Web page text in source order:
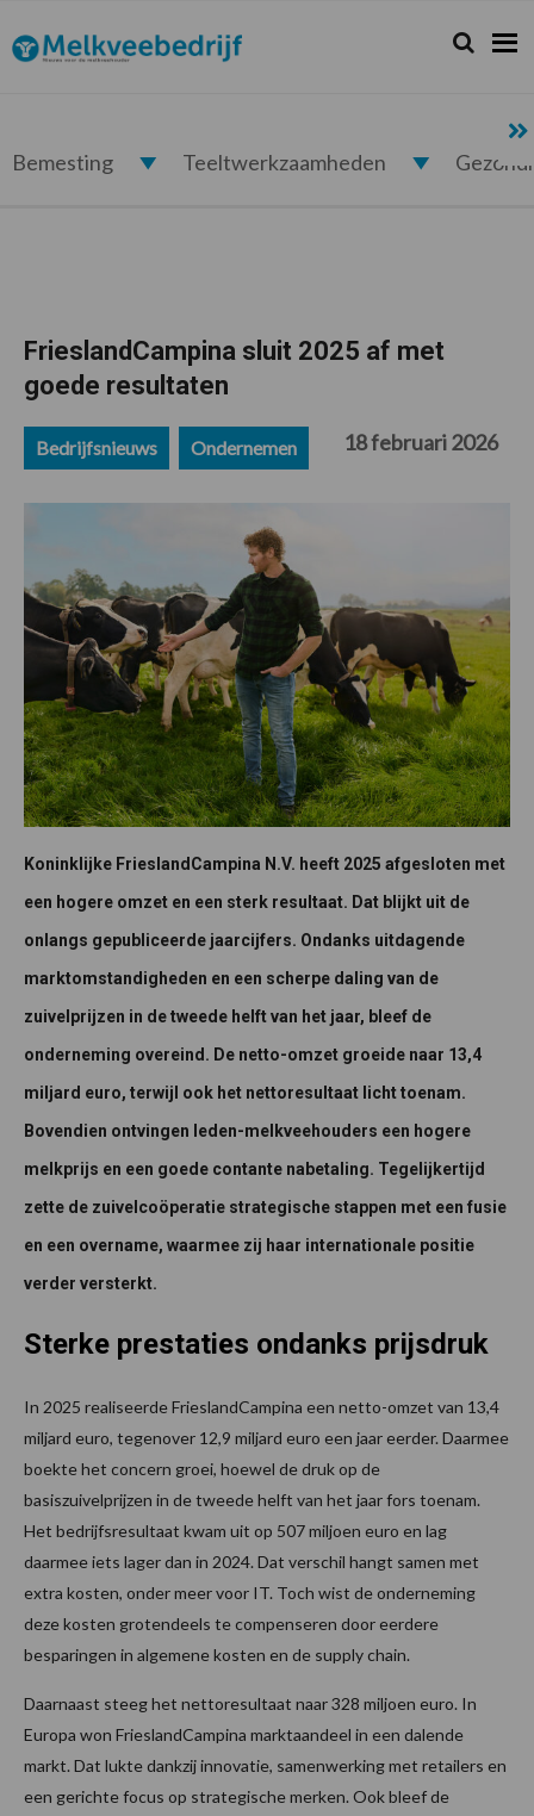
de
hoofdnavigatie
de
hoofd
de
eerste
de
voettekst
Melkveebedrijf.nl Zoeken...
Zoek
Bemesting Teeltwerkzaamheden
FrieslandCampina sluit 2025 af met
goede resultaten
Bedrijfsnieuws Ondernemen 18 februari 2026
Koninklijke FrieslandCampina N.V. heeft 2025 afgesloten met
een hogere omzet en een sterk resultaat. Dat blijkt uit de
onlangs gepubliceerde jaarcijfers. Ondanks uitdagende
marktomstandigheden en een scherpe daling van de
zuivelprijzen in de tweede helft van het jaar, bleef de
onderneming overeind. De netto-omzet groeide naar 13,4
miljard euro, terwijl ook het nettoresultaat licht toenam.
Bovendien ontvingen leden-melkveehouders een hogere
melkprijs en een goede contante nabetaling. Tegelijkertijd
zette de zuivelcoöperatie strategische stappen met een fusie
en een overname, waarmee zij haar internationale positie
verder versterkt.
Sterke prestaties ondanks prijsdruk
In 2025 realiseerde FrieslandCampina een netto-omzet van 13,4
miljard euro, tegenover 12,9 miljard euro een jaar eerder. Daarmee
boekte het concern groei, hoewel de druk op de
basiszuivelprijzen in de tweede helft van het jaar fors toenam.
Het bedrijfsresultaat kwam uit op 507 miljoen euro en lag
daarmee iets lager dan in 2024. Dat verschil hangt samen met
extra kosten, onder meer voor IT. Toch wist de onderneming
deze kosten grotendeels te compenseren door eerdere
besparingen in algemene kosten en de supply chain.
Daarnaast steeg het nettoresultaat naar 328 miljoen euro. In
Europa won FrieslandCampina marktaandeel in een dalende
markt. Dat lukte dankzij innovatie, samenwerking met retailers en
een gerichte focus op strategische merken. Ook bleef de